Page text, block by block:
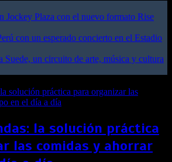
Jockey Plaza con el nuevo formato Rise
con un esperado concierto en el Estadio
Suede, un circuito de arte, música y cultura
la solución práctica
las comidas y ahorrar